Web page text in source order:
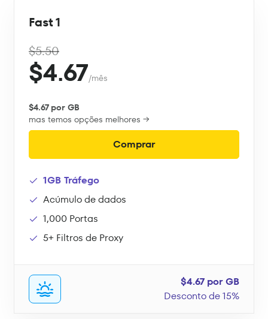
Fast 1
$5.50
$4.67/mês
$4.67 por GB
mas temos opções melhores →
Comprar
1GB Tráfego
Acúmulo de dados
1,000 Portas
5+ Filtros de Proxy
$4.67 por GB
Desconto de 15%